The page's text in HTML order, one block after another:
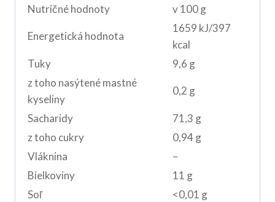
Nutričné hodnoty v 100 g
Energetická hodnota
1659 kJ/397
kcal
Tuky
9,6 g
z toho nasýtené mastné
kyseliny
0,2 g
Sacharidy
71,3 g
z toho cukry
0,94 g
Vláknina
–
Bielkoviny
11 g
Soľ
<0,01 g